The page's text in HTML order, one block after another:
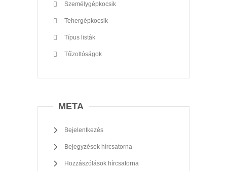
Személygépkocsik
Tehergépkocsik
Típus listák
Tűzoltóságok
META
Bejelentkezés
Bejegyzések hírcsatorna
Hozzászólások hírcsatorna